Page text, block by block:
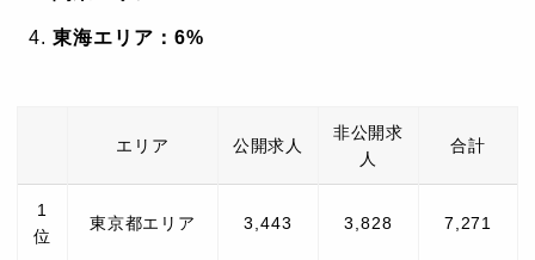
東海エリア：6%
エリア 公開求人
非公開求
人
合計
1
位
東京都エリア 3,443 3,828 7,271